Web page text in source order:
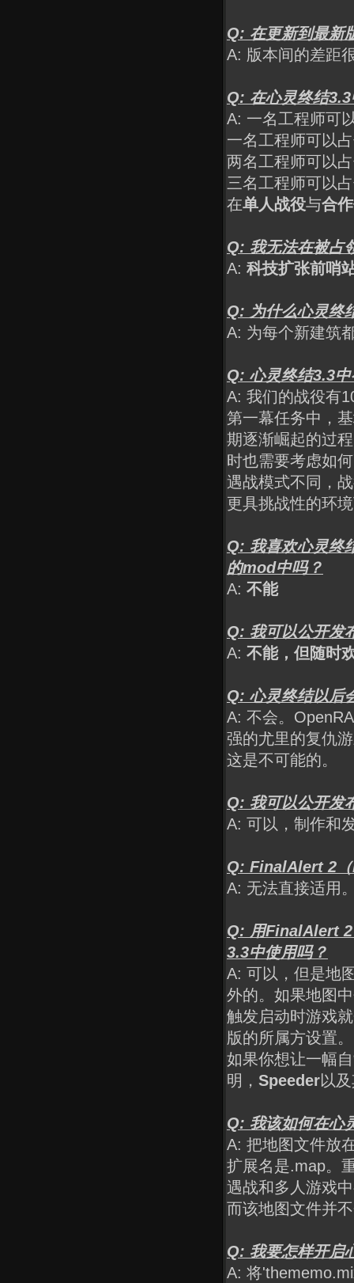
Q: 在更新到最新
A: 版本间的差距
Q: 在心灵终结
A: 一名工程师可
一名工程师可以
两名工程师可以
三名工程师可以
在单人战役与合
Q: 我无法在被占
A: 科技扩张前哨
Q: 为什么心灵终
A: 为每个新建筑
Q: 心灵终结3.3
A: 我们的战役有
第一幕任务中，
期逐渐崛起的过
时也需要考虑如
遇战模式不同，
更具挑战性的环
Q: 我喜欢心灵终
的mod中吗？
A: 不能
Q: 我可以公开发
A: 不能，但随时
Q: 心灵终结以后
A: 不会。
强的尤里的复仇
这是不可能的。
Q: 我可以公开发
A: 可以，制作和
Q: FinalAlert 2（
A: 无法直接适用
Q: 用FinalAlert 2
3.3中使用吗？
A: 可以，但是地
外的。如果地图
触发启动时游戏
版的所属方设置。
如果你想让一幅
明， Speeder以
Q: 我该如何在心
A: 把地图文件放
扩展名是.map。
遇战和多人游戏
而该地图文件并
Q: 我要怎样开启
A: 将